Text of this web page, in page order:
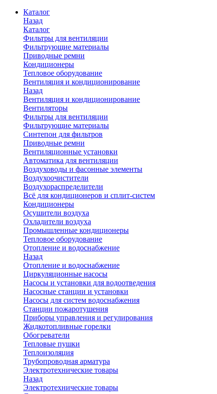
Каталог
Назад
Каталог
Фильтры для вентиляции
Фильтрующие материалы
Приводные ремни
Кондиционеры
Тепловое оборудование
Вентиляция и кондиционирование
Назад
Вентиляция и кондиционирование
Вентиляторы
Фильтры для вентиляции
Фильтрующие материалы
Синтепон для фильтров
Приводные ремни
Вентиляционные установки
Автоматика для вентиляции
Воздуховоды и фасонные элементы
Воздухоочистители
Воздухораспределители
Всё для кондиционеров и сплит-систем
Кондиционеры
Осушители воздуха
Охладители воздуха
Промышленные кондиционеры
Тепловое оборудование
Отопление и водоснабжение
Назад
Отопление и водоснабжение
Циркуляционные насосы
Насосы и установки для водоотведения
Насосные станции и установки
Насосы для систем водоснабжения
Станции пожаротушения
Приборы управления и регулирования
Жидкотопливные горелки
Обогреватели
Тепловые пушки
Теплоизоляция
Трубопроводная арматура
Электротехнические товары
Назад
Электротехнические товары